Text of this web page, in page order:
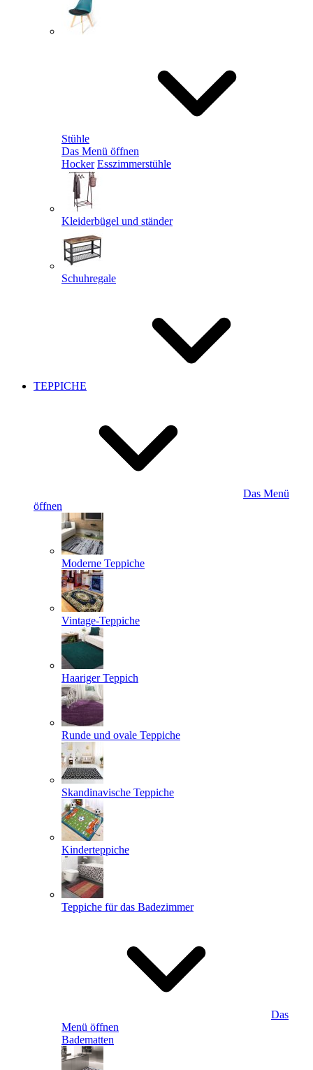
Stühle
Das Menü öffnen
Hocker Esszimmerstühle
Kleiderbügel und ständer
Schuhregale
TEPPICHE
Das Menü
öffnen
Moderne Teppiche
Vintage-Teppiche
Haariger Teppich
Runde und ovale Teppiche
Skandinavische Teppiche
Kinderteppiche
Teppiche für das Badezimmer
Das
Menü öffnen
Badematten